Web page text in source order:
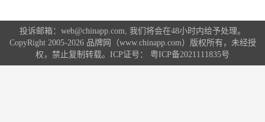
投诉邮箱：web@chinapp.com, 我们将会在48小时内给予处理。
CopyRight 2005-2026 品牌网（www.chinapp.com）版权所有，未经授
权，禁止复制转载。ICP证号： 粤ICP备2021111835号